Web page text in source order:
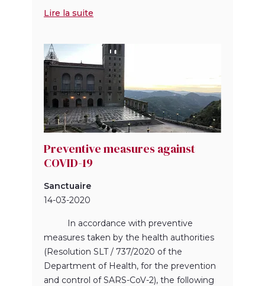
Lire la suite
Preventive measures against
COVID-19
Sanctuaire
14-03-2020
In accordance with preventive
measures taken by the health authorities
(Resolution SLT / 737/2020 of the
Department of Health, for the prevention
and control of SARS-CoV-2), the following